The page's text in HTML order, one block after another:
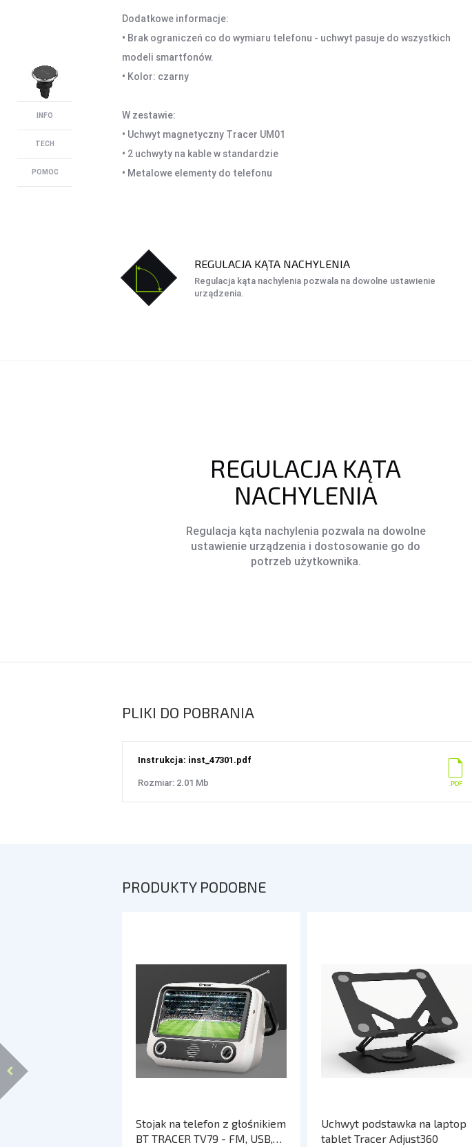
Dodatkowe informacje:
• Brak ograniczeń co do wymiaru telefonu - uchwyt pasuje do wszystkich
modeli smartfonów.
• Kolor: czarny
W zestawie:
• Uchwyt magnetyczny Tracer UM01
• 2 uchwyty na kable w standardzie
• Metalowe elementy do telefonu
REGULACJA KĄTA NACHYLENIA
Regulacja kąta nachylenia pozwala na dowolne ustawienie
urządzenia.
REGULACJA KĄTA
NACHYLENIA
Regulacja kąta nachylenia pozwala na dowolne
ustawienie urządzenia i dostosowanie go do
potrzeb użytkownika.
PLIKI DO POBRANIA
Instrukcja: inst_47301.pdf
Rozmiar: 2.01 Mb
INFO
TECH
POMOC
PRODUKTY PODOBNE
Stojak na telefon z głośnikiem
BT TRACER TV79 - FM, USB,
Uchwyt podstawka na laptop
tablet Tracer Adjust360